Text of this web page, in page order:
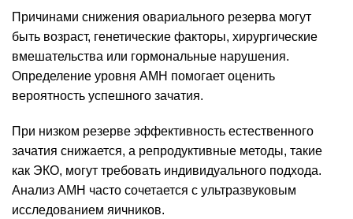
Причинами снижения овариального резерва могут
быть возраст, генетические факторы, хирургические
вмешательства или гормональные нарушения.
Определение уровня AMH помогает оценить
вероятность успешного зачатия.
При низком резерве эффективность естественного
зачатия снижается, а репродуктивные методы, такие
как ЭКО, могут требовать индивидуального подхода.
Анализ AMH часто сочетается с ультразвуковым
исследованием яичников.